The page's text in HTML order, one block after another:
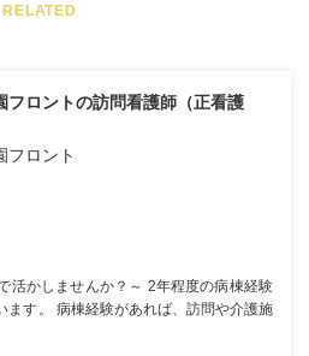
RELATED
フロントの訪問看護師（正看護
フロント
活かしませんか？～ 2年程度の病棟経験
ます。 病棟経験があれば、訪問や介護施